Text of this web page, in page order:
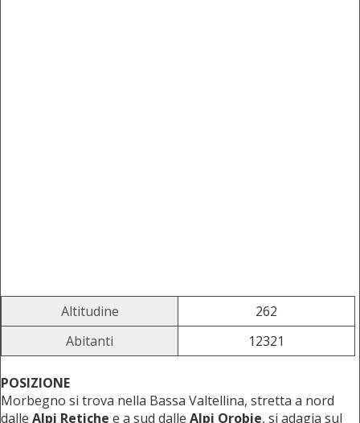
Altitudine
262
Abitanti
12321
POSIZIONE
Morbegno si trova nella Bassa Valtellina, stretta a nord
dalle Alpi Retiche e a sud dalle Alpi Orobie, si adagia sul